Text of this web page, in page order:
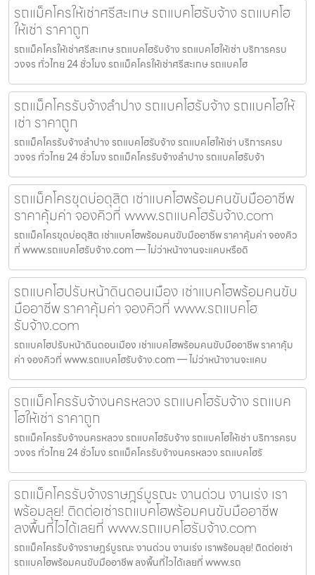
รถแม็คโครให้เช่าศรีสะเกษ รถแบคโฮรับจ้าง รถแบคโฮ
ให้เช่า ราคาถูก
รถแม็คโครให้เช่าศรีสะเกษ รถแบคโฮรับจ้าง รถแบคโฮให้เช่า บริการครบ
วงจร ทั่วไทย 24 ชั่วโมง รถแม็คโครให้เช่าศรีสะเกษ รถแบคโฮ
รถแม็คโครรับจ้างลำปาง รถแบคโฮรับจ้าง รถแบคโฮให้
เช่า ราคาถูก
รถแม็คโครรับจ้างลำปาง รถแบคโฮรับจ้าง รถแบคโฮให้เช่า บริการครบ
วงจร ทั่วไทย 24 ชั่วโมง รถแม็คโครรับจ้างลำปาง รถแบคโฮรับจ้า
รถแม็คโครขุดบ่อดุสิต เช่าแบคโฮพร้อมคนขับมืออาชีพ
ราคาคุ้มค่า จองคิวที่ www.รถแบคโฮรับจ้าง.com
รถแม็คโครขุดบ่อดุสิต เช่าแบคโฮพร้อมคนขับมืออาชีพ ราคาคุ้มค่า จองคิว
ที่ www.รถแบคโฮรับจ้าง.com — ไม่ว่าหน้างานจะแคบหรือดิ
รถแบคโฮปรับหน้าดินดอนเมือง เช่าแบคโฮพร้อมคนขับ
มืออาชีพ ราคาคุ้มค่า จองคิวที่ www.รถแบคโฮ
รับจ้าง.com
รถแบคโฮปรับหน้าดินดอนเมือง เช่าแบคโฮพร้อมคนขับมืออาชีพ ราคาคุ้ม
ค่า จองคิวที่ www.รถแบคโฮรับจ้าง.com — ไม่ว่าหน้างานจะแคบ
รถแม็คโครรับจ้างนครหลวง รถแบคโฮรับจ้าง รถแบค
โฮให้เช่า ราคาถูก
รถแม็คโครรับจ้างนครหลวง รถแบคโฮรับจ้าง รถแบคโฮให้เช่า บริการครบ
วงจร ทั่วไทย 24 ชั่วโมง รถแม็คโครรับจ้างนครหลวง รถแบคโฮรั
รถแม็คโครรับจ้างราษฎร์บูรณะ งานด่วน งานเร่ง เรา
พร้อมลุย! ติดต่อเช่ารถแบคโฮพร้อมคนขับมืออาชีพ
ลงพื้นที่ไวได้เลยที่ www.รถแบคโฮรับจ้าง.com
รถแม็คโครรับจ้างราษฎร์บูรณะ งานด่วน งานเร่ง เราพร้อมลุย! ติดต่อเช่า
รถแบคโฮพร้อมคนขับมืออาชีพ ลงพื้นที่ไวได้เลยที่ www.รถ